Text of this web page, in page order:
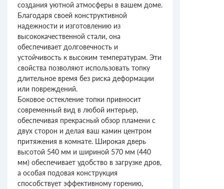
создания уютной атмосферы в вашем доме.
Благодаря своей конструктивной
надежности и изготовлению из
высококачественной стали, она
обеспечивает долговечность и
устойчивость к высоким температурам. Эти
свойства позволяют использовать топку
длительное время без риска деформации
или повреждений.
Боковое остекление топки привносит
современный вид в любой интерьер,
обеспечивая прекрасный обзор пламени с
двух сторон и делая ваш камин центром
притяжения в комнате. Широкая дверь
высотой 540 мм и шириной 570 мм (440
мм) обеспечивает удобство в загрузке дров,
а особая подовая конструкция
способствует эффективному горению,